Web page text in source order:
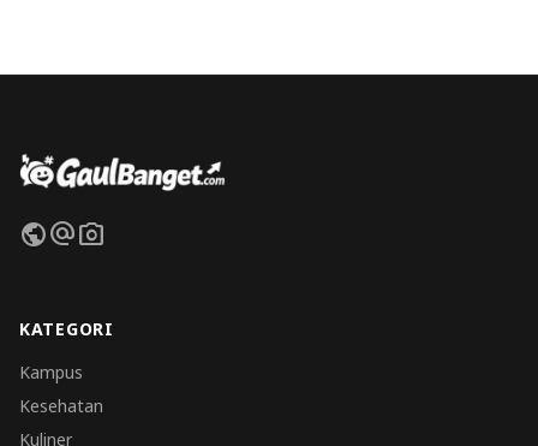
publicalternate_emailphoto_camera
KATEGORI
Kampus
Kesehatan
Kuliner